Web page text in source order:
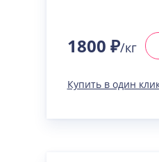
1800 ₽/кг
Купить в один